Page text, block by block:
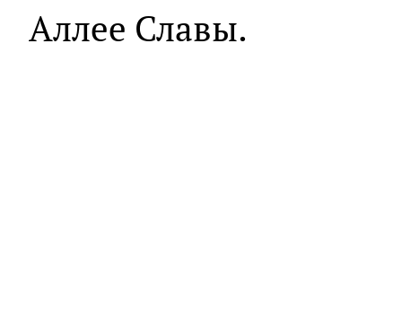
Аллее Славы.